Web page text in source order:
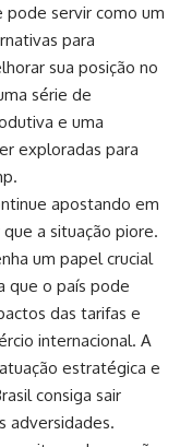
pode servir como um
para
sua posição no
série de
e uma
exploradas para
apostando em
a situação piore.
um papel crucial
que o país pode
das tarifas e
internacional. A
estratégica e
consiga sair
adversidades.